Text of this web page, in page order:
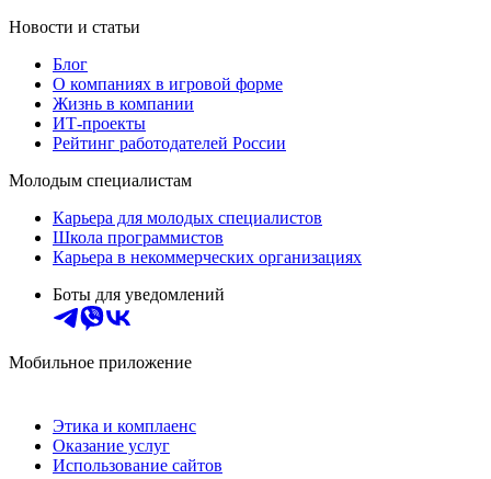
Новости и статьи
Блог
О компаниях в игровой форме
Жизнь в компании
ИТ-проекты
Рейтинг работодателей России
Молодым специалистам
Карьера для молодых специалистов
Школа программистов
Карьера в некоммерческих организациях
Боты для уведомлений
Мобильное приложение
Этика и комплаенс
Оказание услуг
Использование сайтов